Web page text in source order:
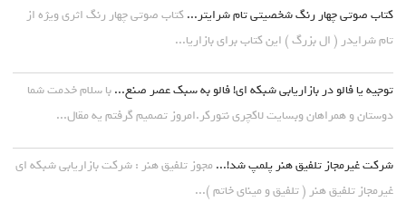
کتاب صوتی چهار رنگ شخصیتی تام شرایتر... کتاب صوتی چهار رنگ اثری ویژه از
تام شرایدر ( ال بزرگ ) این کتاب برای بازاریا...
توجیه یا فالو در بازاریابی شبکه ای! فالو به سبک عصر صنع... با سلام خدمت شما
دوستان و همراهان وبسایت لاکچری نتورکر.امروز تصمیم گرفتم یه مقال...
شرکت غیرمجاز تلفیق هنر پلمپ شد!... مجوز تلفیق هنر : شرکت بازاریابی شبکه ای
غیرمجاز تلفیق هنر ( تلفیق و مینای خاتم )...